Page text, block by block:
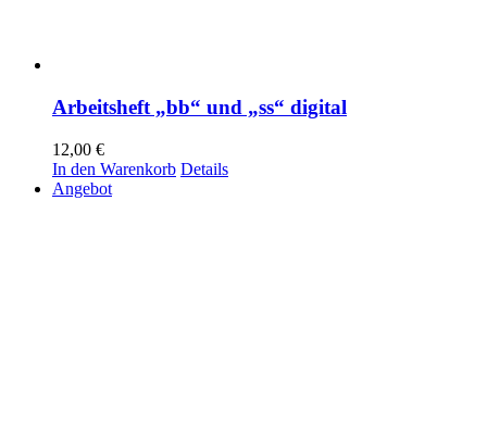
Arbeitsheft „bb“ und „ss“ digital
12,00 €
In den Warenkorb Details
Angebot